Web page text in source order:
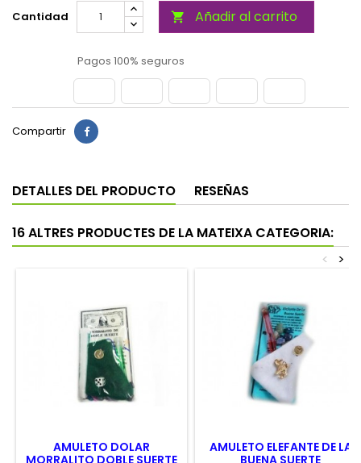
Cantidad  Añadir al carrito
Pagos 100% seguros
Compartir
DETALLES DEL PRODUCTO RESEÑAS
16 ALTRES PRODUCTES DE LA MATEIXA CATEGORIA:
>
<
AMULETO DOLAR
AMULETO ELEFANTE DE LA